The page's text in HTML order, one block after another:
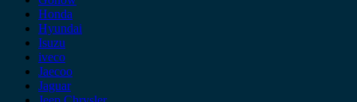
Honda
Hyundai
Isuzu
iveco
Jaecoo
Jaguar